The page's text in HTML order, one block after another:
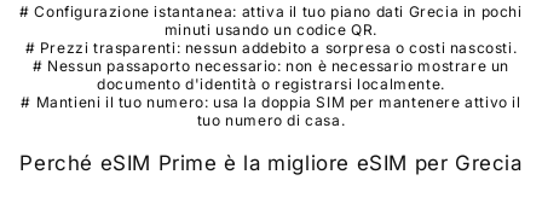
# Configurazione istantanea: attiva il tuo piano dati Grecia in pochi
minuti usando un codice QR.
# Prezzi trasparenti: nessun addebito a sorpresa o costi nascosti.
# Nessun passaporto necessario: non è necessario mostrare un
documento d'identità o registrarsi localmente.
# Mantieni il tuo numero: usa la doppia SIM per mantenere attivo il
tuo numero di casa.
Perché eSIM Prime è la migliore eSIM per Grecia